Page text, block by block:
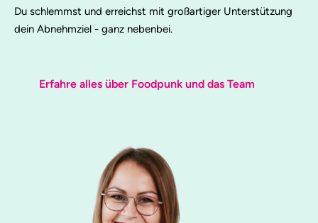
Du schlemmst und erreichst mit großartiger Unterstützung
dein Abnehmziel - ganz nebenbei.
Erfahre alles über Foodpunk und das Team